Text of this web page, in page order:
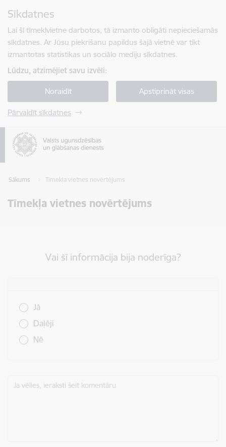
Sīkdatnes
Lai šī tīmekļvietne darbotos, tā izmanto obligāti nepieciešamās
sīkdatnes. Ar Jūsu piekrišanu papildus šajā vietnē var tikt
izmantotas statistikas un sociālo mediju sīkdatnes.
Lūdzu, atzīmējiet savu izvēli:
Noraidīt Apstiprināt visas
Pārvaldīt sīkdatnes
Sākums Tīmekļa vietnes novērtējums
Tīmekļa vietnes novērtējums
Vai šī informācija bija noderīga?
Jā
Daļēji
Nē
Ja vēlies, ieraksti šeit komentāru